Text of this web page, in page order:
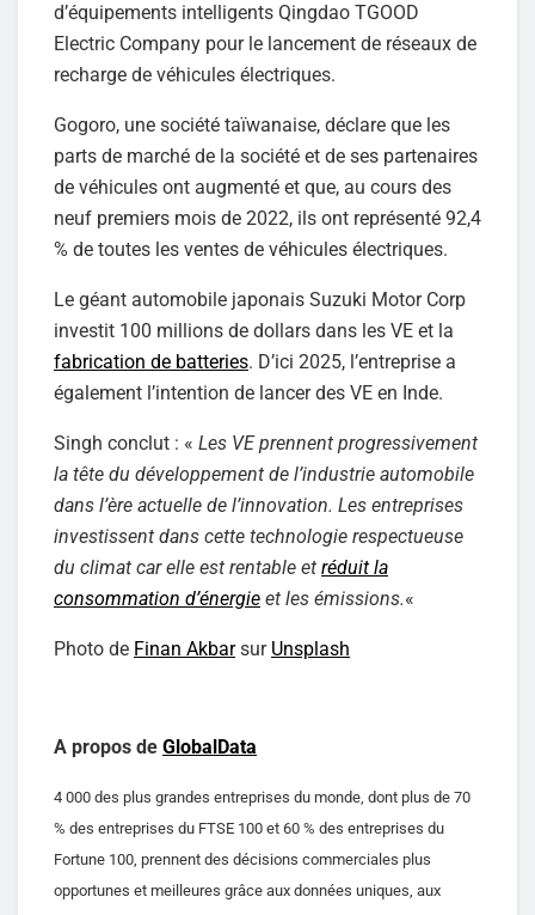
d’équipements intelligents Qingdao TGOOD
Electric Company pour le lancement de réseaux de
recharge de véhicules électriques.
Gogoro, une société taïwanaise, déclare que les
parts de marché de la société et de ses partenaires
de véhicules ont augmenté et que, au cours des
neuf premiers mois de 2022, ils ont représenté 92,4
% de toutes les ventes de véhicules électriques.
Le géant automobile japonais Suzuki Motor Corp
investit 100 millions de dollars dans les VE et la
fabrication de batteries. D’ici 2025, l’entreprise a
également l’intention de lancer des VE en Inde.
Singh conclut : « Les VE prennent progressivement
la tête du développement de l’industrie automobile
dans l’ère actuelle de l’innovation. Les entreprises
investissent dans cette technologie respectueuse
du climat car elle est rentable et réduit la
consommation d’énergie et les émissions.«
Photo de Finan Akbarsur Unsplash
A propos de GlobalData
4 000 des plus grandes entreprises du monde, dont plus de 70
% des entreprises du FTSE 100 et 60 % des entreprises du
Fortune 100, prennent des décisions commerciales plus
opportunes et meilleures grâce aux données uniques, aux